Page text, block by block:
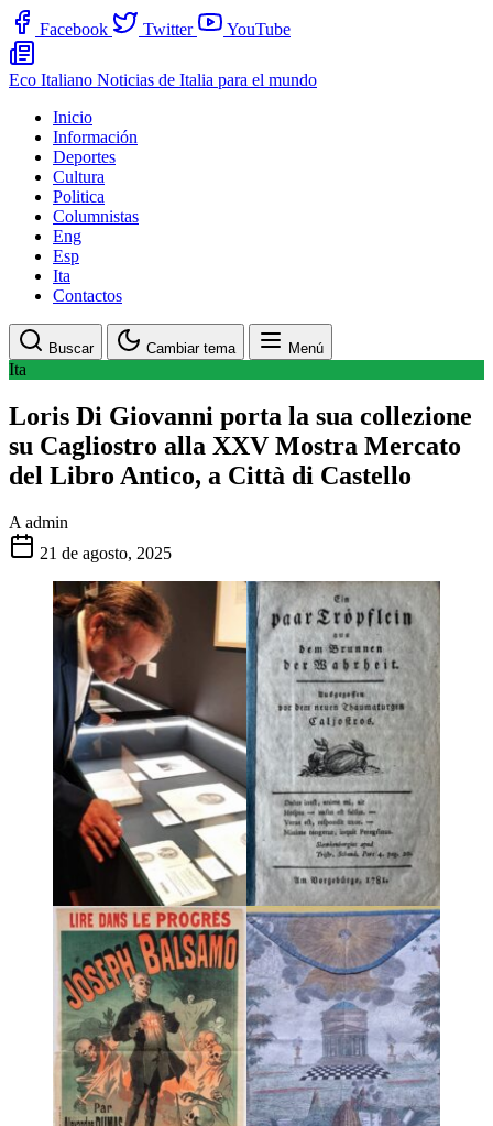
Facebook Twitter YouTube
Eco Italiano Noticias de Italia para el mundo
Inicio
Información
Deportes
Cultura
Politica
Columnistas
Eng
Esp
Ita
Contactos
Buscar Cambiar tema Menú
Ita
Loris Di Giovanni porta la sua collezione
su Cagliostro alla XXV Mostra Mercato
del Libro Antico, a Città di Castello
A admin
21 de agosto, 2025